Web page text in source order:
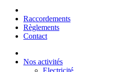
Raccordements
Règlements
Contact
Nos activités
Electricité